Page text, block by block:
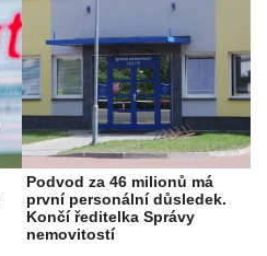
Podvod za 46 milionů má
první personální důsledek.
Končí ředitelka Správy
nemovitostí